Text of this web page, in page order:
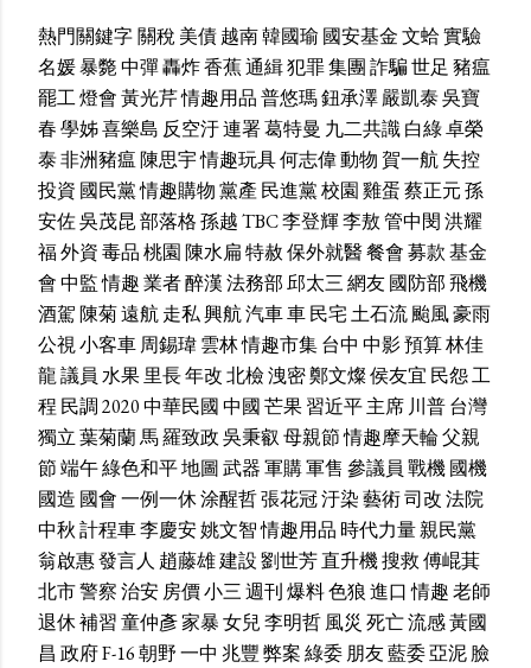
熱門關鍵字關稅美債越南韓國瑜 國安基金文蛤實驗
名媛暴斃中彈轟炸香蕉通緝犯罪集團詐騙世足 豬瘟
罷工燈會黃光芹情趣用品普悠瑪鈕承澤嚴凱泰吳寶
春學姊喜樂島 反空汙連署葛特曼 九二共識白綠卓榮
泰非洲豬瘟陳思宇情趣玩具何志偉動物賀一航失控
投資 國民黨情趣購物黨產 民進黨校園雞蛋蔡正元孫
安佐吳茂昆部落格孫越TBC李登輝李敖管中閔洪耀
福外資毒品桃園陳水扁特赦保外就醫餐會募款基金
會中監情趣業者醉漢法務部邱太三網友國防部飛機
酒駕陳菊遠航走私興航汽車車民宅土石流颱風豪雨
公視小客車周錫瑋雲林情趣市集台中 中影預算林佳
龍議員 水果里長年改北檢洩密鄭文燦侯友宜 民怨工
程 民調2020中華民國中國芒果習近平主席 川普台灣
獨立葉菊蘭馬羅致政吳秉叡母親節情趣摩天輪父親
節端午綠色和平地圖武器軍購軍售 參議員 戰機國機
國造 國會一例一休涂醒哲張花冠汙染藝術司改法院
中秋計程車李慶安姚文智情趣用品 時代力量親民黨
翁啟惠發言人 趙藤雄建設劉世芳直升機搜救傅崐萁
北市警察治安房價小三週刊爆料色狼進口 情趣老師
退休補習童仲彥家暴女兒李明哲風災 死亡流感黃國
昌 政府F-16朝野一中 兆豐弊案綠委朋友藍委亞泥臉